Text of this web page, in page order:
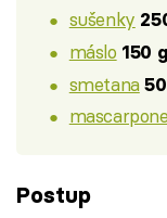
sušenky
máslo 150 g
smetana
mascarpone
Postup